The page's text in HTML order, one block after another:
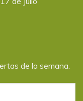
de la semana.